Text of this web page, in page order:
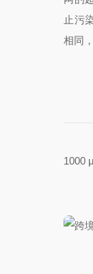
止污
相同
1000